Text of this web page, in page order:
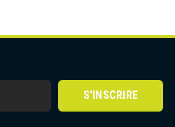
S'INSCRIRE